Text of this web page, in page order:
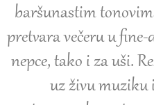
baršunastim
pretvara večeru u
nepce, tako i za uši.
uz živu muziku